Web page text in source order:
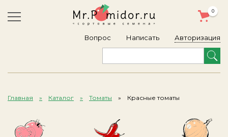
Вопрос Написать
0
Авторизация
Главная Каталог Томаты Красные томаты